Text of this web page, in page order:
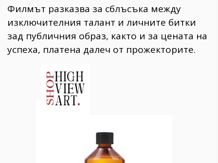
Филмът разказва за сблъсъка между
изключителния талант и личните битки
зад публичния образ, както и за цената на
успеха, платена далеч от прожекторите.